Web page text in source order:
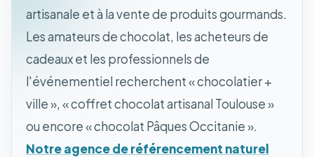
artisanale et à la vente de produits gourmands.
Les amateurs de chocolat, les acheteurs de
cadeaux et les professionnels de
l'événementiel recherchent « chocolatier +
ville », « coffret chocolat artisanal Toulouse »
ou encore « chocolat Pâques Occitanie ».
Notre agence de référencement naturel